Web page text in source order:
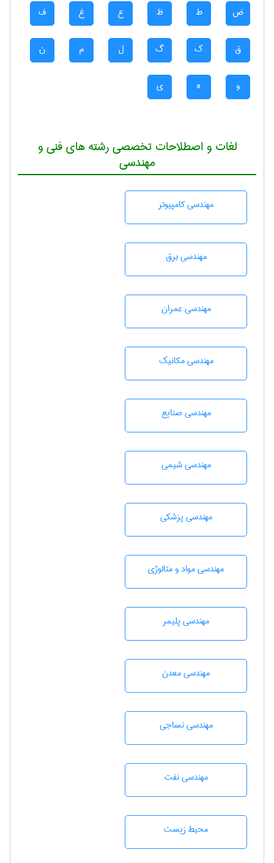
ض ط ظ ع غ ف
ق ک گ ل م ن
و ه ی
لغات و اصطلاحات تخصصی رشته های فنی و
مهندسی
مهندسی كامپيوتر
مهندسی برق
مهندسی عمران
مهندسی مکانیک
مهندسی صنايع
مهندسي شيمی
مهندسی پزشکی
مهندسی مواد و متالوژی
مهندسی پليمر
مهندسی معدن
مهندسي نساجی
مهندسی نفت
محيط زيست